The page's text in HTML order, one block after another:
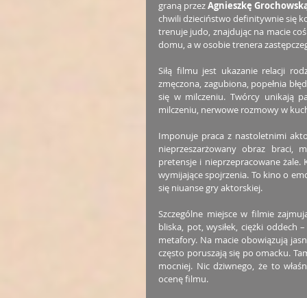
graną przez Agnieszkę
chwili dzieciństwo definitywnie się
trenuje judo, znajdując na macie
domu, a w osobie trenera
Siłą filmu jest ukazanie relacji
zmęczona, zagubiona, popełnia
się w milczeniu. Twórcy unikają
milczeniu, nerwowe rozmowy w
Imponuje praca z nastoletnimi
nieprzeszarżowany obraz braci,
pretensje i nieprzepracowane żale.
wymijające spojrzenia. To kino o
się niuanse gry aktorskiej.
Szczególne miejsce w filmie
bliska, pot, wysiłek, ciężki oddech
metafory. Na macie obowiązują
często poruszają się po omacku.
mocniej. Nic dziwnego, że to
ocenę filmu.